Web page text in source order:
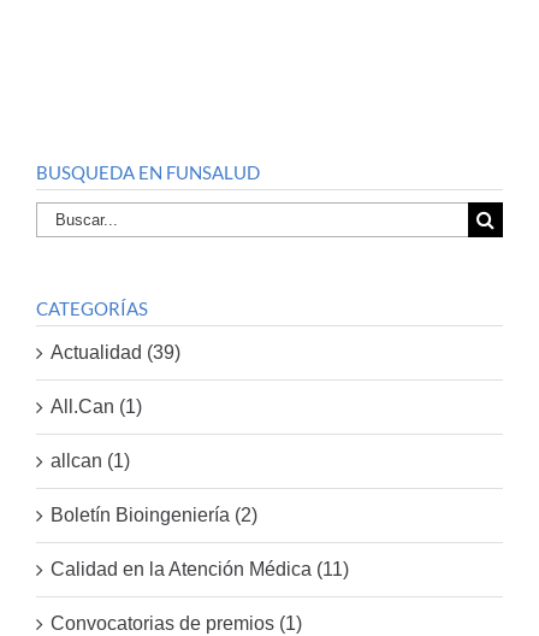
BUSQUEDA EN FUNSALUD
Buscar
por:
CATEGORÍAS
Actualidad (39)
All.Can (1)
allcan (1)
Boletín Bioingeniería (2)
Calidad en la Atención Médica (11)
Convocatorias de premios (1)